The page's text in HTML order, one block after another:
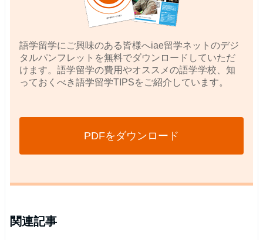
語学留学にご興味のある皆様へiae留学ネットのデジ
タルパンフレットを無料でダウンロードしていただ
けます。語学留学の費用やオススメの語学学校、知
っておくべき語学留学TIPSをご紹介しています。
PDFをダウンロード
関連記事